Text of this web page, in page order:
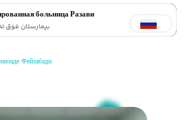
больница Разави
بیمارستان
Фейзабади